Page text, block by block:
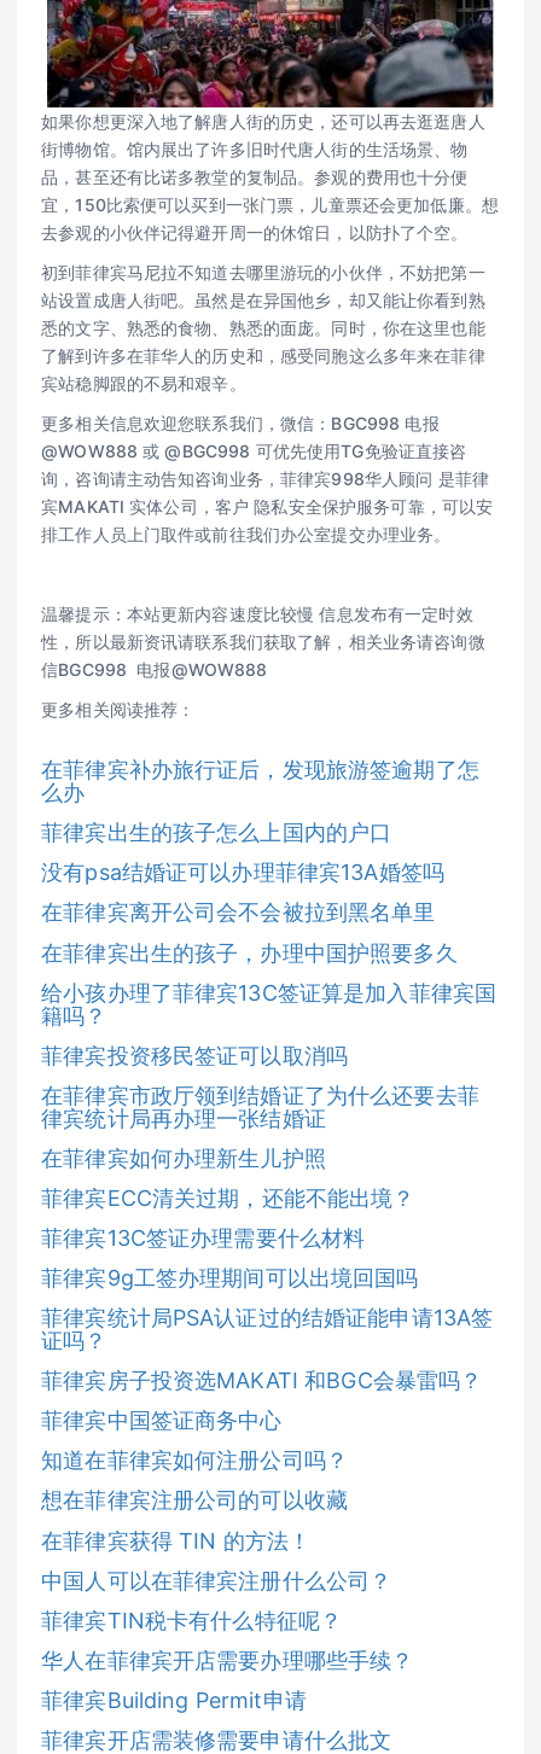
如果你想更深入地了解唐人街的历史，还可以再去逛逛唐人
街博物馆。馆内展出了许多旧时代唐人街的生活场景、物
品，甚至还有比诺多教堂的复制品。参观的费用也十分便
宜，150比索便可以买到一张门票，儿童票还会更加低廉。想
去参观的小伙伴记得避开周一的休馆日，以防扑了个空。
初到菲律宾马尼拉不知道去哪里游玩的小伙伴，不妨把第一
站设置成唐人街吧。虽然是在异国他乡，却又能让你看到熟
悉的文字、熟悉的食物、熟悉的面庞。同时，你在这里也能
了解到许多在菲华人的历史和，感受同胞这么多年来在菲律
宾站稳脚跟的不易和艰辛。
更多相关信息欢迎您联系我们，微信：BGC998​ 电报
@WOW888 或 @BGC998 可优先使用TG免验证直接咨
询，咨询请主动告知咨​询业务，菲律宾998华人顾问 是菲律
宾MAKATI 实体公司，客户 隐私安全保护服务可靠，可以安
排工作人员上门取件或前往我们办公室提交办理业务。
温馨提示：本站更新内容速度比较慢 信息发布有一定时效
性，所以最新资讯请联系我们获取了解，相关业务请咨询微
信BGC998 电报@WOW888
更多相关阅读推荐：
在菲律宾补办旅行证后，发现旅游签逾期了怎
么办
菲律宾出生的孩子怎么上国内的户口
没有psa结婚证可以办理菲律宾13A婚签吗
在菲律宾离开公司会不会被拉到黑名单里
在菲律宾出生的孩子，办理中国护照要多久
给小孩办理了菲律宾13C签证算是加入菲律宾国
籍吗？
菲律宾投资移民签证可以取消吗
在菲律宾市政厅领到结婚证了为什么还要去菲
律宾统计局再办理一张结婚证
在菲律宾如何办理新生儿护照
菲律宾ECC清关过期，还能不能出境？
菲律宾13C签证办理需要什么材料
菲律宾9g工签办理期间可以出境回国吗
菲律宾统计局PSA认证过的结婚证能申请13A签
证吗？
菲律宾房子投资选MAKATI 和BGC会暴雷吗？
菲律宾中国签证商务中心
知道在菲律宾如何注册公司吗？
想在菲律宾注册公司的可以收藏
在菲律宾获得 TIN 的方法！
中国人可以在菲律宾注册什么公司？
菲律宾TIN税卡有什么特征呢？
华人在菲律宾开店需要办理哪些手续？
菲律宾Building Permit申请
菲律宾开店需装修需要申请什么批文